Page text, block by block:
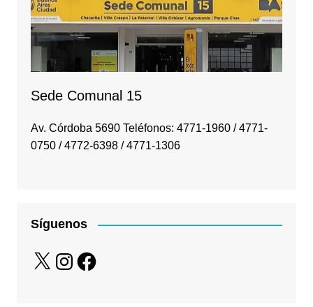
Sede Comunal 15
Av. Córdoba 5690 Teléfonos: 4771-1960 / 4771-
0750 / 4772-6398 / 4771-1306
Síguenos
X InstagramFacebook